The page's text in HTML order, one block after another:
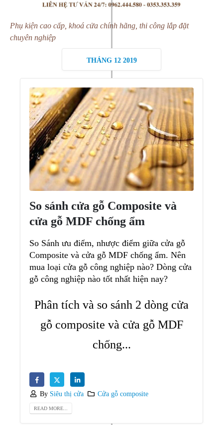
Phụ kiện cao cấp, khoá cửa chính hãng, thi công lắp đặt
chuyên nghiệp
THÁNG 12 2019
So sánh cửa gỗ Composite và
cửa gỗ MDF chống ẩm
So Sánh ưu điểm, nhược điểm giữa cửa gỗ
Composite và cửa gỗ MDF chống ẩm. Nên
mua loại cửa gỗ công nghiệp nào? Dòng cửa
gỗ công nghiệp nào tốt nhất hiện nay?
Phân tích và so sánh 2 dòng cửa
gỗ composite và cửa gỗ MDF
chống...
By Siêu thị cửa Cửa gỗ composite
READ MORE...